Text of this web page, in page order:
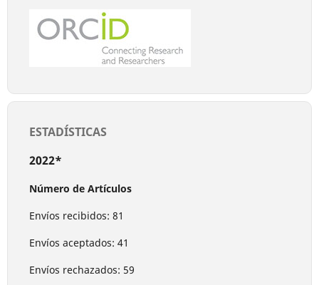
ESTADÍSTICAS
2022*
Número de Artículos
Envíos recibidos: 81
Envíos aceptados: 41
Envíos rechazados: 59